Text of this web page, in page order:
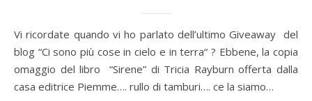
Vi ricordate quando vi ho parlato dell’ultimo Giveaway del
blog “Ci sono più cose in cielo e in terra“ ? Ebbene, la copia
omaggio del libro “Sirene” di Tricia Rayburn offerta dalla
casa editrice Piemme…. rullo di tamburi…. ce la siamo…